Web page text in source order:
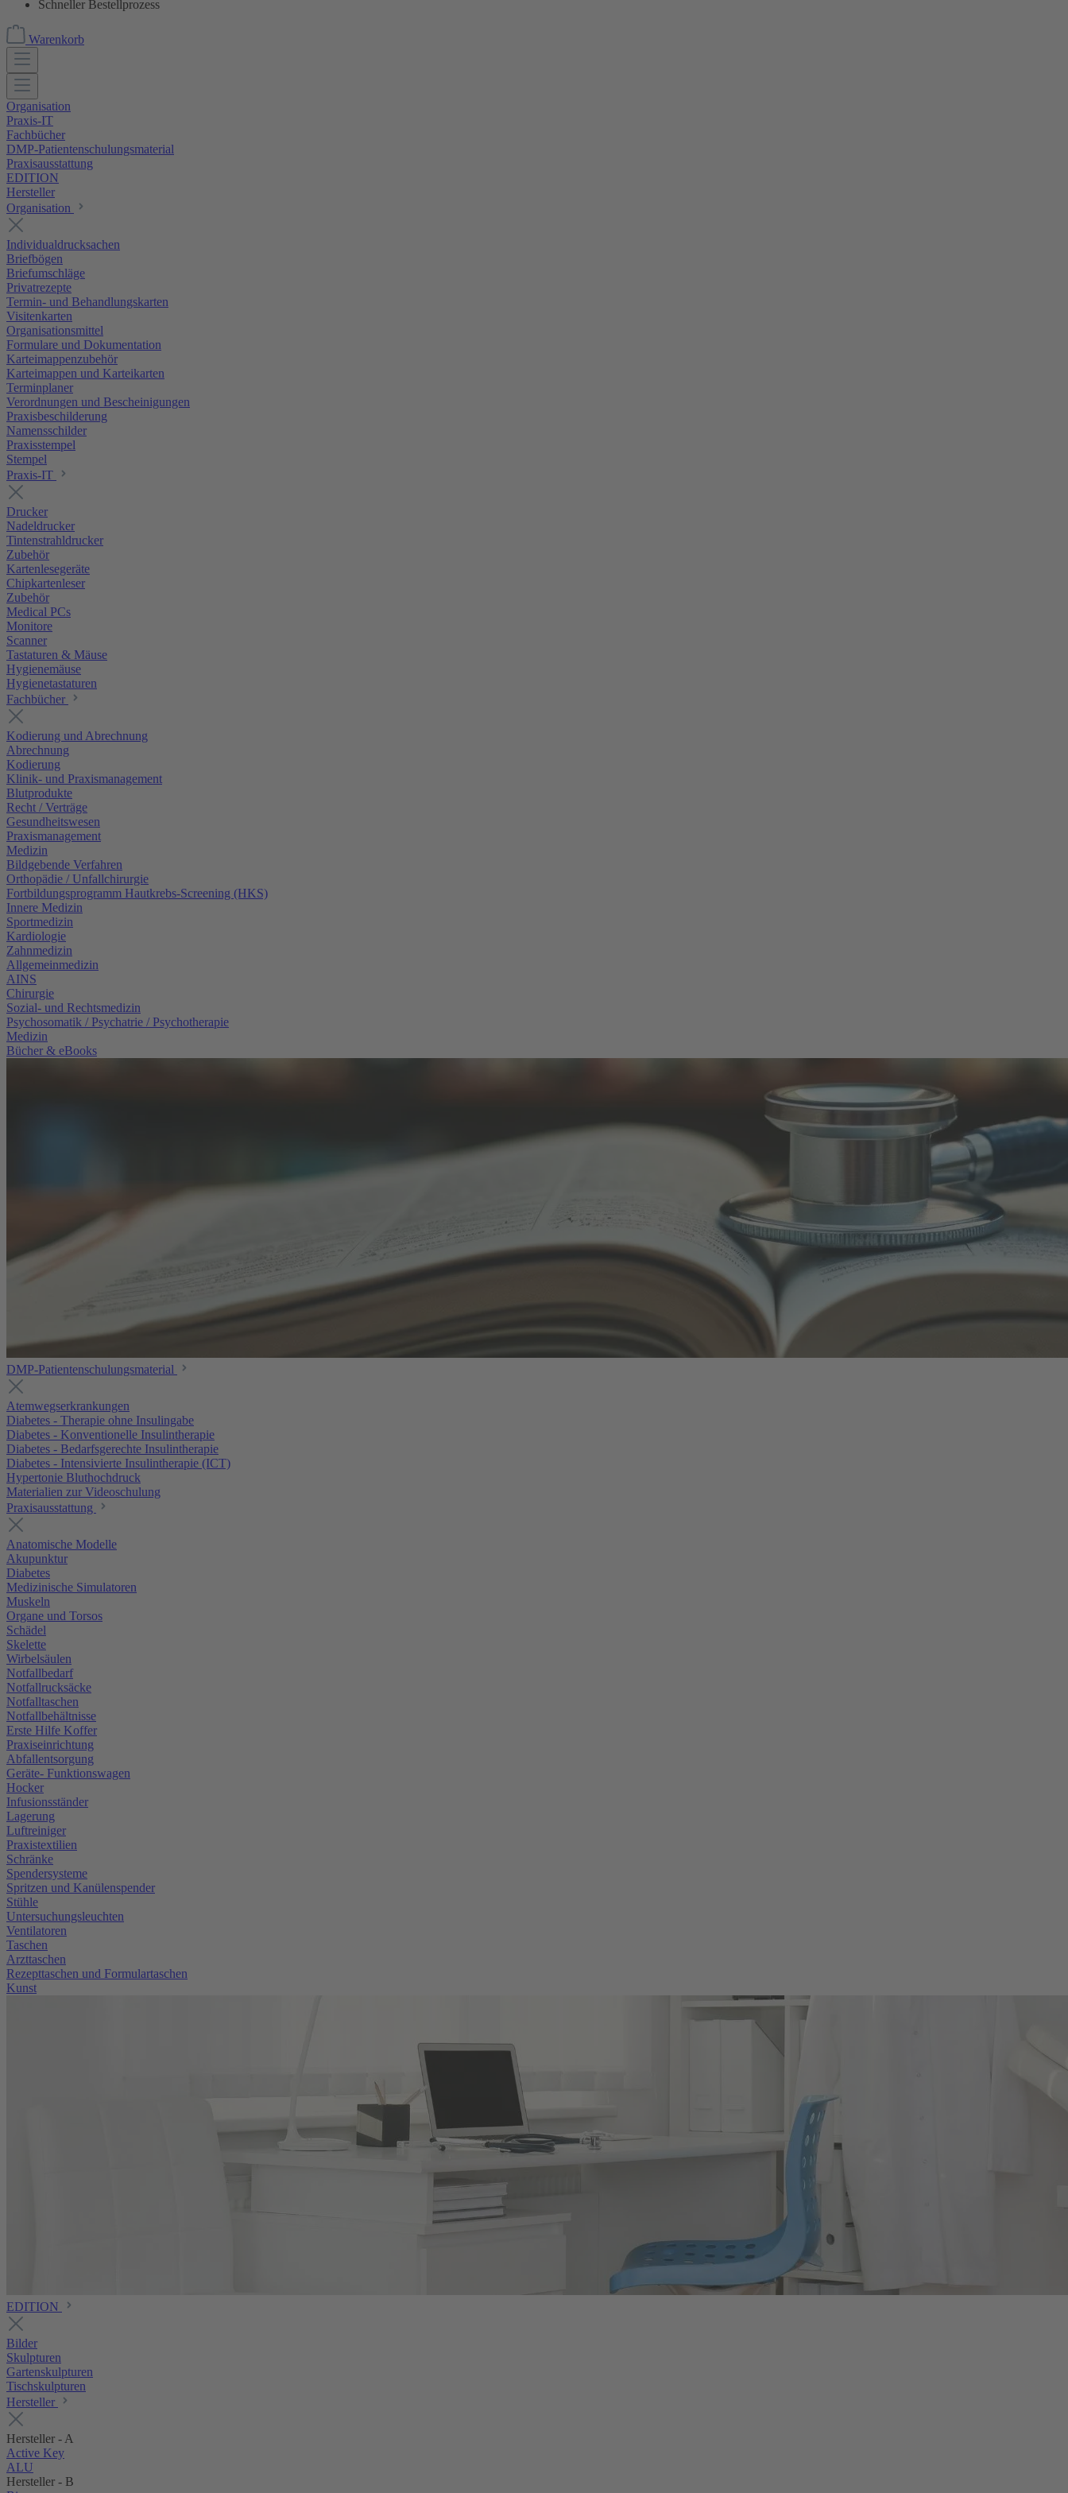
Schneller Bestellprozess
Warenkorb
Organisation
Praxis-IT
Fachbücher
DMP-Patientenschulungsmaterial
Praxisausstattung
EDITION
Hersteller
Organisation
Individualdrucksachen
Briefbögen
Briefumschläge
Privatrezepte
Termin- und Behandlungskarten
Visitenkarten
Organisationsmittel
Formulare und Dokumentation
Karteimappenzubehör
Karteimappen und Karteikarten
Terminplaner
Verordnungen und Bescheinigungen
Praxisbeschilderung
Namensschilder
Praxisstempel
Stempel
Praxis-IT
Drucker
Nadeldrucker
Tintenstrahldrucker
Zubehör
Kartenlesegeräte
Chipkartenleser
Zubehör
Medical PCs
Monitore
Scanner
Tastaturen & Mäuse
Hygienemäuse
Hygienetastaturen
Fachbücher
Kodierung und Abrechnung
Abrechnung
Kodierung
Klinik- und Praxismanagement
Blutprodukte
Recht / Verträge
Gesundheitswesen
Praxismanagement
Medizin
Bildgebende Verfahren
Orthopädie / Unfallchirurgie
Fortbildungsprogramm Hautkrebs-Screening (HKS)
Innere Medizin
Sportmedizin
Kardiologie
Zahnmedizin
Allgemeinmedizin
AINS
Chirurgie
Sozial- und Rechtsmedizin
Psychosomatik / Psychatrie / Psychotherapie
Medizin
Bücher & eBooks
DMP-Patientenschulungsmaterial
Atemwegserkrankungen
Diabetes - Therapie ohne Insulingabe
Diabetes - Konventionelle Insulintherapie
Diabetes - Bedarfsgerechte Insulintherapie
Diabetes - Intensivierte Insulintherapie (ICT)
Hypertonie Bluthochdruck
Materialien zur Videoschulung
Praxisausstattung
Anatomische Modelle
Akupunktur
Diabetes
Medizinische Simulatoren
Muskeln
Organe und Torsos
Schädel
Skelette
Wirbelsäulen
Notfallbedarf
Notfallrucksäcke
Notfalltaschen
Notfallbehältnisse
Erste Hilfe Koffer
Praxiseinrichtung
Abfallentsorgung
Geräte- Funktionswagen
Hocker
Infusionsständer
Lagerung
Luftreiniger
Praxistextilien
Schränke
Spendersysteme
Spritzen und Kanülenspender
Stühle
Untersuchungsleuchten
Ventilatoren
Taschen
Arzttaschen
Rezepttaschen und Formulartaschen
Kunst
EDITION
Bilder
Skulpturen
Gartenskulpturen
Tischskulpturen
Hersteller
Hersteller - A
Active Key
ALU
Hersteller - B